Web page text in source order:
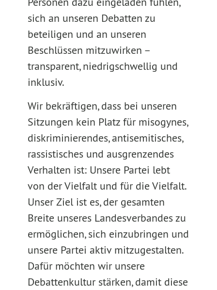
sich an unseren Debatten zu
beteiligen und an unseren
Beschlüssen mitzuwirken –
transparent, niedrigschwellig und
inklusiv.
Wir bekräftigen, dass bei unseren
Sitzungen kein Platz für misogynes,
diskriminierendes, antisemitisches,
rassistisches und ausgrenzendes
Verhalten ist: Unsere Partei lebt
von der Vielfalt und für die Vielfalt.
Unser Ziel ist es, der gesamten
Breite unseres Landesverbandes zu
ermöglichen, sich einzubringen und
unsere Partei aktiv mitzugestalten.
Dafür möchten wir unsere
Debattenkultur stärken, damit diese